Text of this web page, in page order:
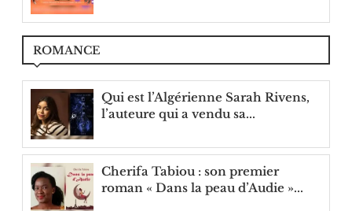
ROMANCE
Qui est l’Algérienne Sarah Rivens,
l’auteure qui a vendu sa...
Cherifa Tabiou : son premier
roman « Dans la peau d’Audie »...